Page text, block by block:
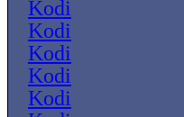
Kodi
Kodi
Kodi
Kodi
Kodi